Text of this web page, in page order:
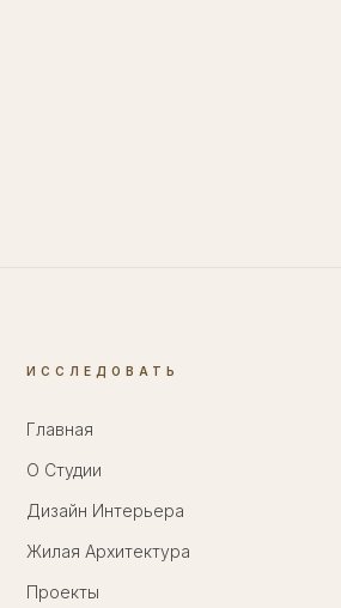
ИССЛЕДОВАТЬ
Главная
О Студии
Дизайн Интерьера
Жилая Архитектура
Проекты